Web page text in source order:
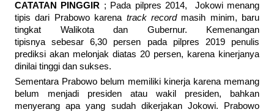
CATATAN PINGGIR ; Pada pilpres 2014, Jokowi menang
tipis dari Prabowo karena track recordmasih minim, baru
tingkat Walikota dan Gubernur. Kemenangan
tipisnya sebesar 6,30 persen pada pilpres 2019 penulis
prediksi akan melonjak diatas 20 persen, karena kinerjanya
dinilai tinggi dan sukses.
Sementara Prabowo belum memiliki kinerja karena memang
belum menjadi presiden atau wakil presiden, bahkan
menyerang apa yang sudah dikerjakan Jokowi. Prabowo